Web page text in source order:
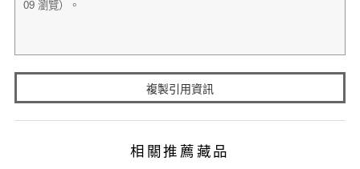
複製引用資訊
相關推薦藏品